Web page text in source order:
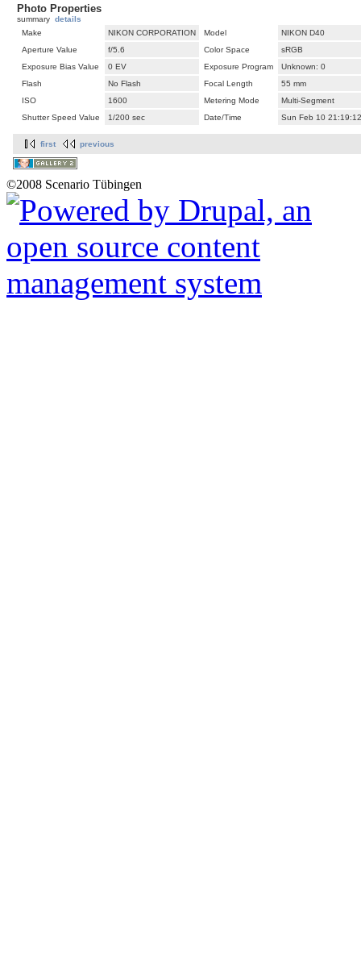
Photo Properties
summary details
Make
NIKON CORPORATION Model
NIKON D40
Aperture Value
f/5.6 Color Space
sRGB
Exposure Bias Value
0 EV Exposure Program
Unknown: 0
Flash
No Flash Focal Length
55 mm
ISO
1600 Metering Mode
Multi-Segment
Shutter Speed Value
1/200 sec Date/Time Sun Feb 10
first previous
©2008 Scenario Tübingen